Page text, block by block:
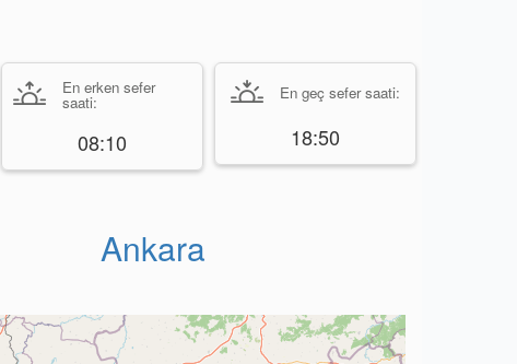
En erken sefer
saati:
08:10
En geç sefer saati:
18:50
Ankara